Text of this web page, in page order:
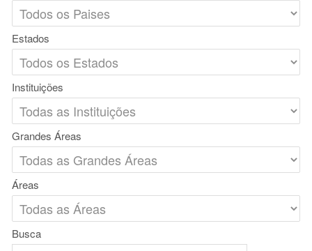
Estados
Instituições
Grandes Áreas
Áreas
Busca